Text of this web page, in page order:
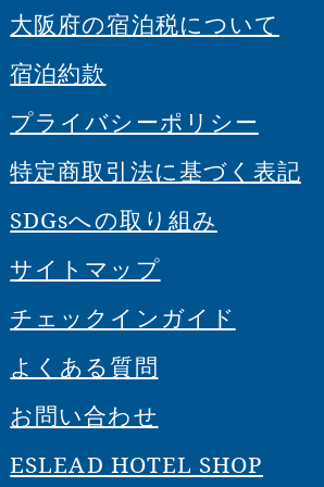
大阪府の宿泊税について
宿泊約款
プライバシーポリシー
特定商取引法に基づく表記
SDGsへの取り組み
サイトマップ
チェックインガイド
よくある質問
お問い合わせ
ESLEAD HOTEL SHOP